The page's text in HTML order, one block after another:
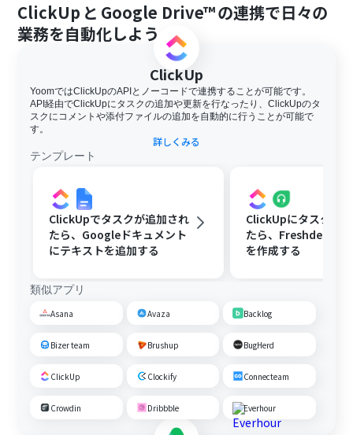
ClickUp と Google Drive™の連携で日々の
業務を自動化しよう
ClickUp
YoomではClickUpのAPIとノーコードで連携することが可能です。
API経由でClickUpにタスクの追加や更新を行なったり、ClickUpのタ
スクにコメントや添付ファイルの追加を自動的に行うことが可能で
す。
詳しくみる
テンプレート
ClickUpでタスクが追加され
たら、Googleドキュメント
にテキストを追加する
ClickUpにタスクが
たら、Freshdeskに
を作成する
類似アプリ
Asana Avaza Backlog
Bizer team Brushup BugHerd
ClickUp Clockify Connecteam
Crowdin Dribbble Everhour